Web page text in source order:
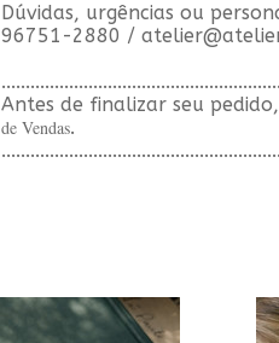
Dúvidas, urgências ou
96751-2880 /
Antes de finalizar seu
de Vendas.